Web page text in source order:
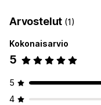
Palautukset ja vaihdot
Opt-in-kokemus
Automaattinen opt-in
Mukautettu
Arvostelut (1)
Kokonaisarvio
5
5
4